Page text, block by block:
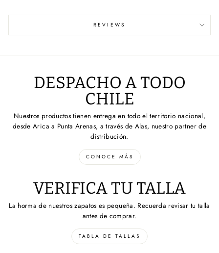
REVIEWS
DESPACHO A TODO
CHILE
Nuestros productos tienen entrega en todo el territorio nacional,
desde Arica a Punta Arenas, a través de Alas, nuestro partner de
distribución.
CONOCE MÁS
VERIFICA TU TALLA
La horma de nuestros zapatos es pequeña. Recuerda revisar tu talla
antes de comprar.
TABLA DE TALLAS